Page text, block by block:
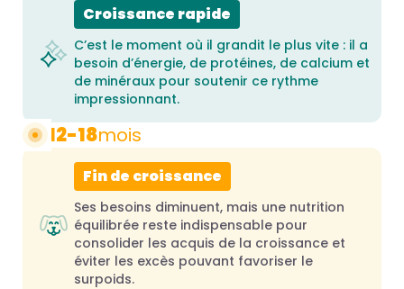
Croissance rapide
C’est le moment où il grandit le plus vite : il a
besoin d’énergie, de protéines, de calcium et
de minéraux pour soutenir ce rythme
impressionnant.
12-18mois
Fin de croissance
Ses besoins diminuent, mais une nutrition
équilibrée reste indispensable pour
consolider les acquis de la croissance et
éviter les excès pouvant favoriser le
surpoids.